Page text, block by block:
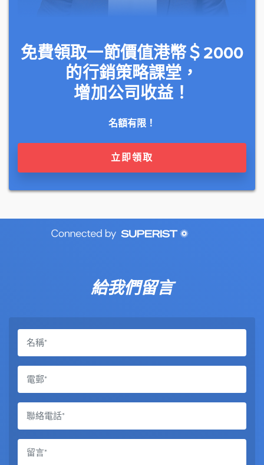
免費領取一節價值港幣＄2000
的行銷策略課堂，
增加公司收益！
名額有限！
立即領取
給我們留言